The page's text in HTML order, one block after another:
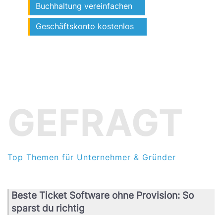
Buchhaltung vereinfachen
Geschäftskonto kostenlos
GEFRAGT
Top Themen für Unternehmer & Gründer
Beste Ticket Software ohne Provision: So
sparst du richtig